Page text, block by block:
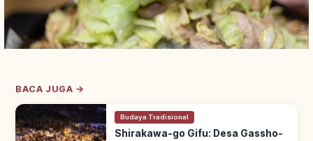
BACA JUGA →
Budaya Tradisional
Shirakawa-go Gifu: Desa Gassho-